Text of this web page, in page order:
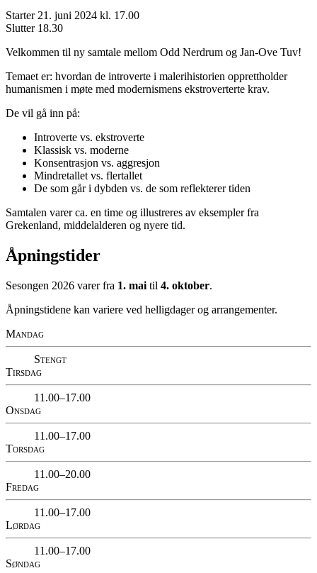
Starter 21. juni 2024 kl. 17.00
Slutter 18.30
Velkommen til ny samtale mellom Odd Nerdrum og Jan-Ove Tuv!
Temaet er: hvordan de introverte i malerihistorien opprettholder
humanismen i møte med modernismens ekstroverterte krav.
De vil gå inn på:
Introverte vs. ekstroverte
Klassisk vs. moderne
Konsentrasjon vs. aggresjon
Mindretallet vs. flertallet
De som går i dybden vs. de som reflekterer tiden
Samtalen varer ca. en time og illustreres av eksempler fra
Grekenland, middelalderen og nyere tid.
Åpningstider
Sesongen 2026 varer fra 1. mai til 4. oktober.
Åpningstidene kan variere ved helligdager og arrangementer.
Mandag
Stengt
Tirsdag
11.00–17.00
Onsdag
11.00–17.00
Torsdag
11.00–20.00
Fredag
11.00–17.00
Lørdag
11.00–17.00
Søndag